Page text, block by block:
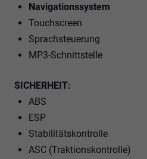
Navigationssystem
Touchscreen
Sprachsteuerung
MP3-Schnittstelle
SICHERHEIT:
ABS
ESP
Stabilitätskontrolle
ASC (Traktionskontrolle)